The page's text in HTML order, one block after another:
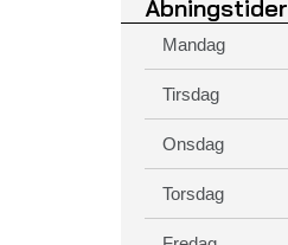
Åbningstider
Mandag
Tirsdag
Onsdag
Torsdag